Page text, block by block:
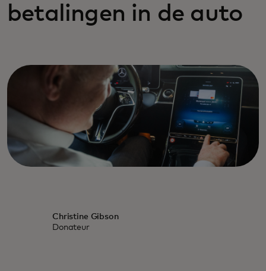
betalingen in de auto
Christine Gibson
Donateur